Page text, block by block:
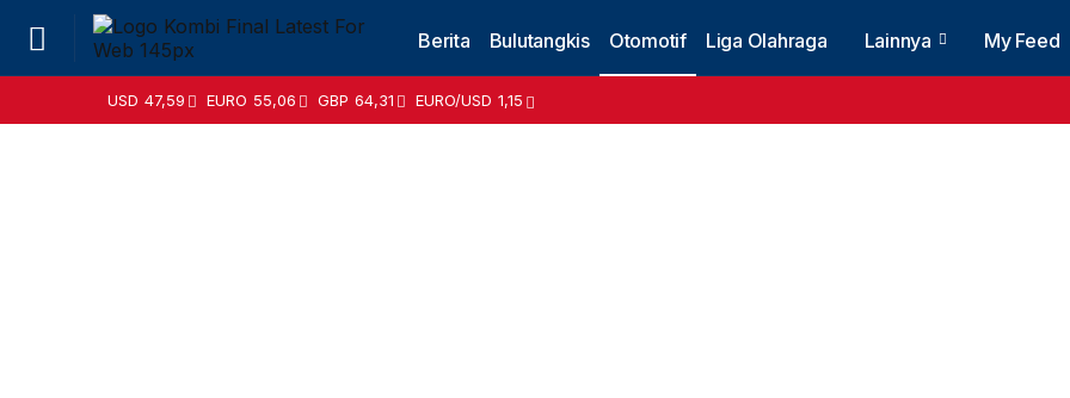
Berita Bulutangkis Otomotif Liga Olahraga Lainnya My Feed
USD 47,59 EURO 55,06 GBP 64,31 EURO/USD 1,15